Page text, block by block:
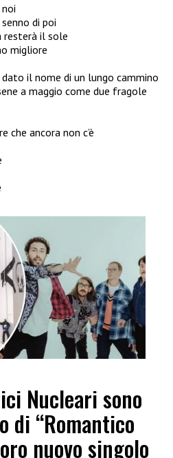
di poi
resterà il sole
migliore
il nome di un lungo cammino
a maggio come due fragole
che ancora non c’è
Nucleari sono
“Romantico
nuovo singolo